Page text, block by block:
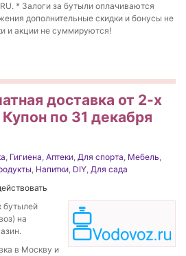
* Залоги за бутыли оплачиваются
дополнительные скидки и бонусы не
и акции не суммируются!
доставка от 2-х
по 31 декабря
, Гигиена, Аптеки, Для спорта, Мебель,
, Напитки, DIY, Для сада
бутылей
на
в Москву и